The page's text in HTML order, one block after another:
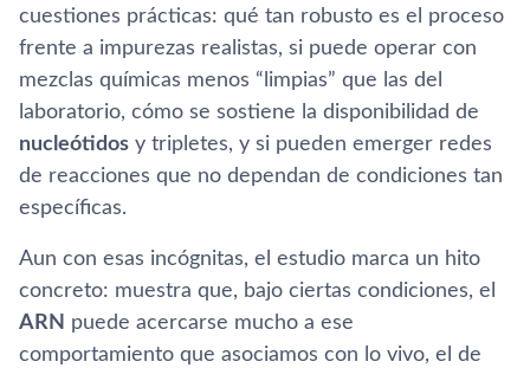
cuestiones prácticas: qué tan robusto es el proceso
frente a impurezas realistas, si puede operar con
mezclas químicas menos “limpias” que las del
laboratorio, cómo se sostiene la disponibilidad de
nucleótidos y tripletes, y si pueden emerger redes
de reacciones que no dependan de condiciones tan
específicas.
Aun con esas incógnitas, el estudio marca un hito
concreto: muestra que, bajo ciertas condiciones, el
ARN puede acercarse mucho a ese
comportamiento que asociamos con lo vivo, el de